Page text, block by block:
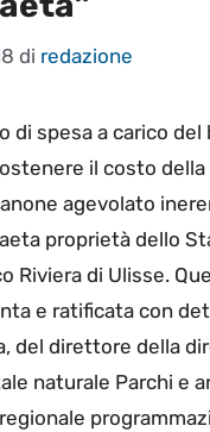
di redazione
di spesa a carico del
il costo della
agevolato
proprietà dello
Riviera di Ulisse.
e ratificata con
del direttore della
naturale Parchi e